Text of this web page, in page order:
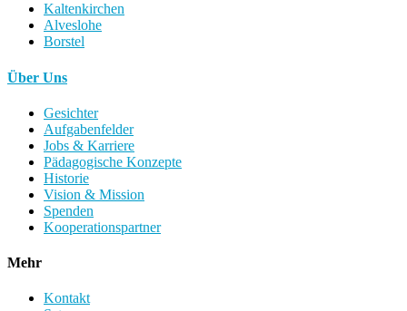
Kaltenkirchen
Alveslohe
Borstel
Über Uns
Gesichter
Aufgabenfelder
Jobs & Karriere
Pädagogische Konzepte
Historie
Vision & Mission
Spenden
Kooperationspartner
Mehr
Kontakt